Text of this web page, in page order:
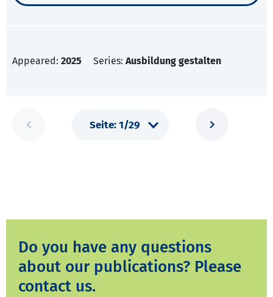
Appeared: 2025 Series: Ausbildung gestalten
Do you have any questions
about our publications? Please
contact us.